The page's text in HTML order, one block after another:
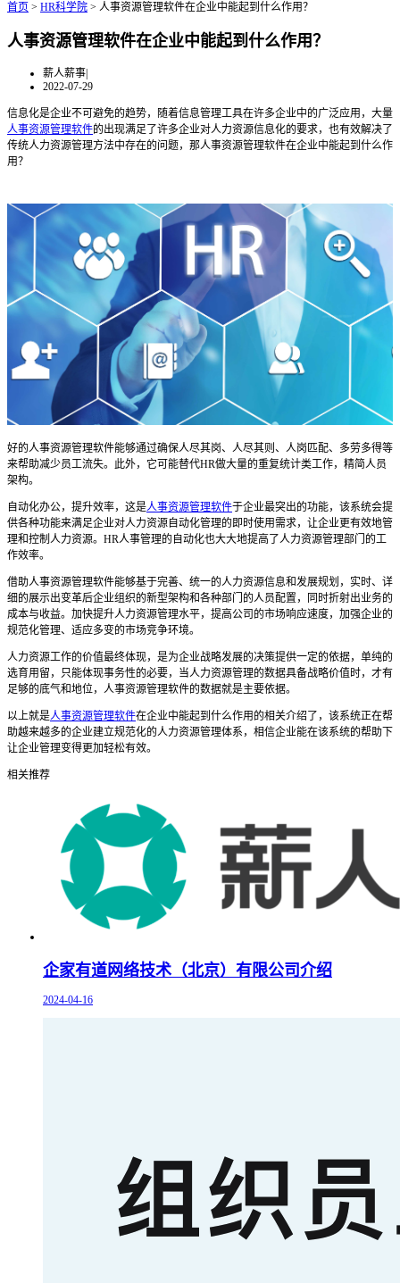
首页 > HR科学院 > 人事资源管理软件在企业中能起到什么作用？
人事资源管理软件在企业中能起到什么作用？
薪人薪事|
2022-07-29
信息化是企业不可避免的趋势， 随着信息管理工具在许多企业中的广泛应用，大量
人事资源管理软件的出现满足了许多企业对人力资源信息化的要求， 也有效解决了
传统人力资源管理方法中存在的问题， 那人事资源管理软件在企业中能起到什么作
用？
好的人事资源管理软件能够通过确保人尽其岗、人尽其则、人岗匹配、多劳多得等
来帮助减少员工流失。此外，它可能替代HR做大量的重复统计类工作，精简人员
架构。
自动化办公，提升效率， 这是人事资源管理软件于企业最突出的功能， 该系统会提
供各种功能来满足企业对人力资源自动化管理的即时使用需求，让企业更有效地管
理和控制人力资源。 HR人事管理的自动化也大大地提高了人力资源管理部门的工
作效率。
借助人事资源管理软件能够基于完善、统一的人力资源信息和发展规划，实时、详
细的展示出变革后企业组织的新型架构和各种部门的人员配置，同时折射出业务的
成本与收益。加快提升人力资源管理水平，提高公司的市场响应速度，加强企业的
规范化管理、适应多变的市场竞争环境。
人力资源工作的价值最终体现，是为企业战略发展的决策提供一定的依据，单纯的
选育用留，只能体现事务性的必要，当人力资源管理的数据具备战略价值时，才有
足够的底气和地位， 人事资源管理软件的数据就是主要依据。
以上就是人事资源管理软件在企业中能起到什么作用的相关介绍了，该系统正在帮
助越来越多的企业建立规范化的人力资源管理体系，相信企业能在该系统的帮助下
让企业管理变得更加轻松有效。
相关推荐
企家有道网络技术（北京）有限公司介绍
2024-04-16